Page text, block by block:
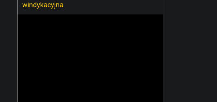
windykacyjna